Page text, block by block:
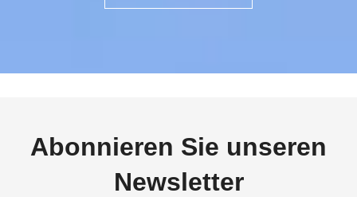
Abonnieren Sie unseren
Newsletter